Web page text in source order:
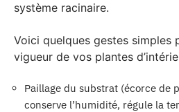
système racinaire.
Voici quelques gestes simples
vigueur de vos plantes
Paillage du substrat (écorce de
conserve l’humidité, régule la